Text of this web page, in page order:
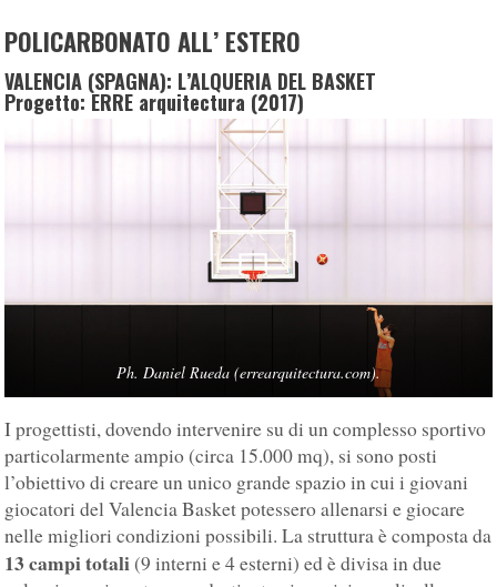
POLICARBONATO ALL’ ESTERO
VALENCIA (SPAGNA): L’ALQUERIA DEL BASKET
Progetto: ERRE arquitectura (2017)
Ph. Daniel Rueda (errearquitectura.com).
I progettisti, dovendo intervenire su di un complesso sportivo
particolarmente ampio (circa 15.000 mq), si sono posti
l’obiettivo di creare un unico grande spazio in cui i giovani
giocatori del Valencia Basket potessero allenarsi e giocare
nelle migliori condizioni possibili. La struttura è composta da
13 campi totali(9 interni e 4 esterni) ed è divisa in due